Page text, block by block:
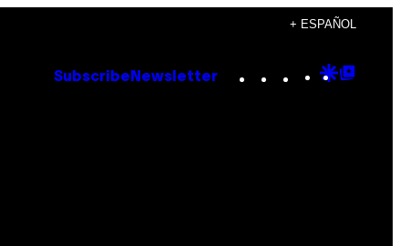
+ ESPAÑOL
Subscribe Newsletter Instagram
TikTok
YouTube
Google